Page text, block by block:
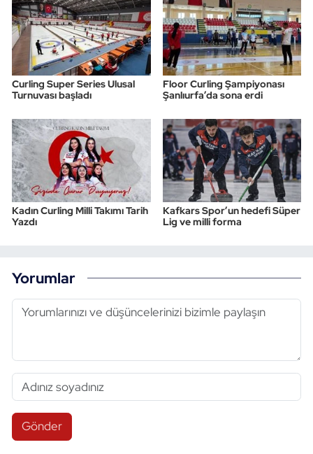
Curling Super Series Ulusal
Turnuvası başladı
Floor Curling Şampiyonası
Şanlıurfa’da sona erdi
Kadın Curling Milli Takımı Tarih
Yazdı
Kafkars Spor’un hedefi Süper
Lig ve milli forma
Yorumlar
Gönder